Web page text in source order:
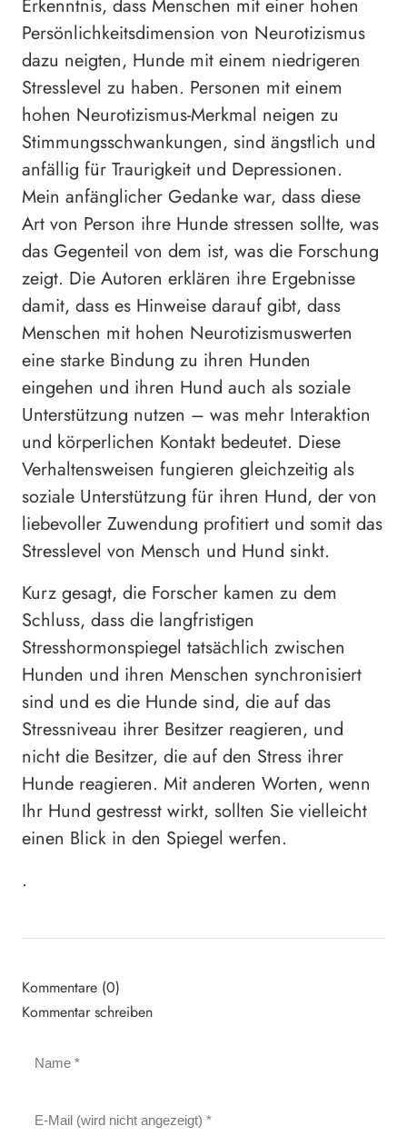
Erkenntnis, dass Menschen mit einer hohen
Persönlichkeitsdimension von Neurotizismus
dazu neigten, Hunde mit einem niedrigeren
Stresslevel zu haben. Personen mit einem
hohen Neurotizismus-Merkmal neigen zu
Stimmungsschwankungen, sind ängstlich und
anfällig für Traurigkeit und Depressionen.
Mein anfänglicher Gedanke war, dass diese
Art von Person ihre Hunde stressen sollte, was
das Gegenteil von dem ist, was die Forschung
zeigt. Die Autoren erklären ihre Ergebnisse
damit, dass es Hinweise darauf gibt, dass
Menschen mit hohen Neurotizismuswerten
eine starke Bindung zu ihren Hunden
eingehen und ihren Hund auch als soziale
Unterstützung nutzen – was mehr Interaktion
und körperlichen Kontakt bedeutet. Diese
Verhaltensweisen fungieren gleichzeitig als
soziale Unterstützung für ihren Hund, der von
liebevoller Zuwendung profitiert und somit das
Stresslevel von Mensch und Hund sinkt.
Kurz gesagt, die Forscher kamen zu dem
Schluss, dass die langfristigen
Stresshormonspiegel tatsächlich zwischen
Hunden und ihren Menschen synchronisiert
sind und es die Hunde sind, die auf das
Stressniveau ihrer Besitzer reagieren, und
nicht die Besitzer, die auf den Stress ihrer
Hunde reagieren. Mit anderen Worten, wenn
Ihr Hund gestresst wirkt, sollten Sie vielleicht
einen Blick in den Spiegel werfen.
.
Kommentare (0)
Kommentar schreiben